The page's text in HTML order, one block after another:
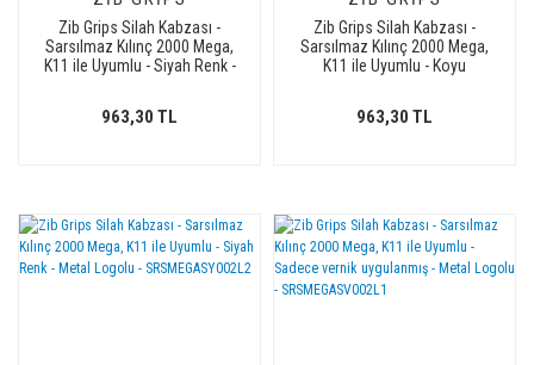
Zib Grips Silah Kabzası -
Sarsılmaz Kılınç 2000 Mega,
K11 ile Uyumlu - Siyah Renk -
963,30 TL
Zib Grips Silah Kabzası -
Sarsılmaz Kılınç 2000 Mega,
K11 ile Uyumlu - Koyu
963,30 TL